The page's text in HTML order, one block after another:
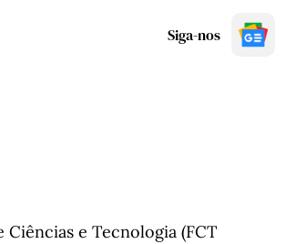
Siga-nos
Ciências e Tecnologia (FCT